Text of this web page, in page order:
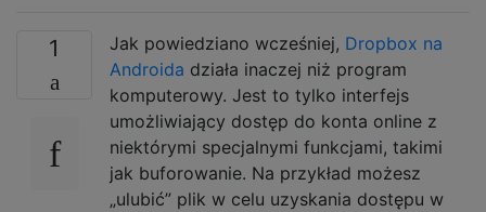
1 Jak powiedziano wcześniej, Dropbox na
Androida działa inaczej niż program
komputerowy. Jest to tylko interfejs
umożliwiający dostęp do konta online z
niektórymi specjalnymi funkcjami, takimi
jak buforowanie. Na przykład możesz
„ulubić” plik w celu uzyskania dostępu w